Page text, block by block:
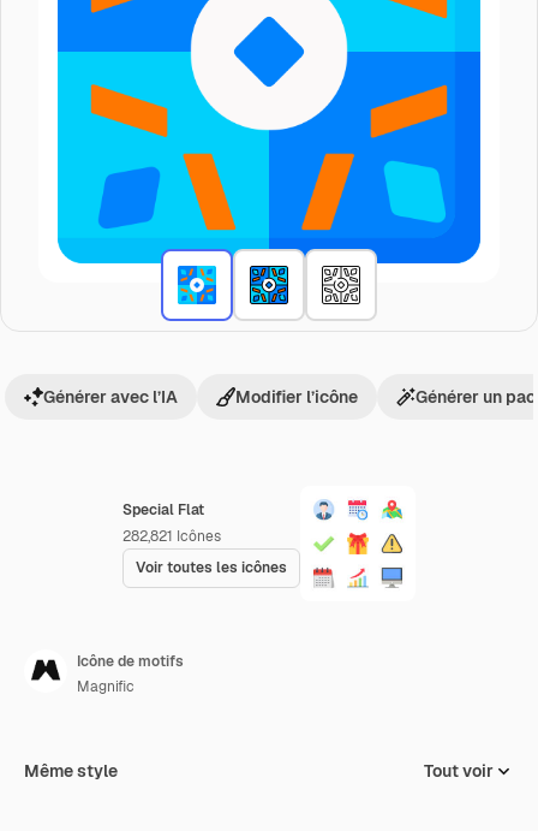
Special Flat
282,821 Icônes
Voir toutes les icônes
Générer avec l’IA Modifier l’icône Générer un
Icône de motifs
Magnific
Même style Tout voir